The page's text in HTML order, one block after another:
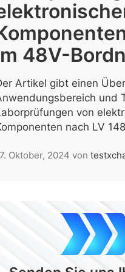
48V-
Artikel gibt einen
und
von
nach LV
Oktober, 2024 von